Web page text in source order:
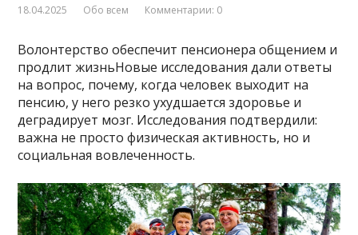
18.04.2025 Обо всем Комментарии: 0
Волонтерство обеспечит пенсионера общением и
продлит жизньНовые исследования дали ответы
на вопрос, почему, когда человек выходит на
пенсию, у него резко ухудшается здоровье и
деградирует мозг. Исследования подтвердили:
важна не просто физическая активность, но и
социальная вовлеченность.